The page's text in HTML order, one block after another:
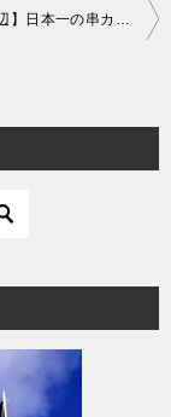
【和歌山･田辺】日本一の串カツ横綱 和歌山店 屋外BBQ 2023